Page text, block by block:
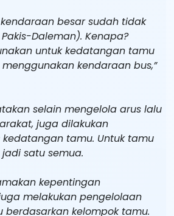
kendaraan besar sudah tidak
Daleman). Kenapa?
untuk kedatangan tamu
kendaraan bus,”
selain mengelola arus lalu
juga dilakukan
tamu. Untuk tamu
satu semua.
kepentingan
melakukan pengelolaan
kelompok tamu.